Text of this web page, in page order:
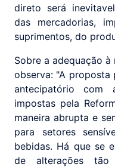
direto será
das mercadorias,
suprimentos, do
Sobre a adequação
observa: "A proposta
antecipatório com
impostas pela
maneira abrupta e
para setores
bebidas. Há que se
de alterações